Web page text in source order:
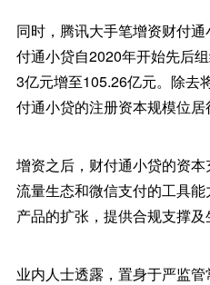
同时，腾讯大手笔增资财付
付通小贷自2020年开始先后
3亿元增至105.26亿元。除去
付通小贷的注册资本规模位居
增资之后，财付通小贷的资
流量生态和微信支付的工具
产品的扩张，提供合规支撑及
业内人士透露，置身于严监